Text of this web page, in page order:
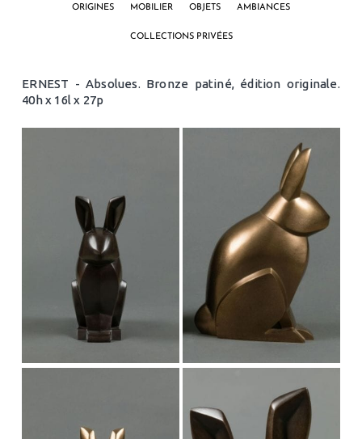
ORIGINES MOBILIER OBJETS AMBIANCES
COLLECTIONS PRIVÉES
ERNEST - Absolues. Bronze patiné, édition originale.
40h x 16l x 27p